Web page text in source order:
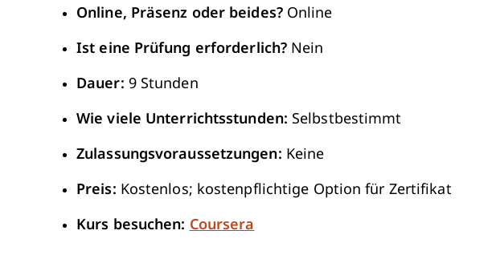
Online, Präsenz oder beides?Online
Ist eine Prüfung erforderlich? Nein
Dauer: 9 Stunden
Wie viele Unterrichtsstunden: Selbstbestimmt
Zulassungsvoraussetzungen: Keine
Preis: Kostenlos; kostenpflichtige Option für Zertifikat
Kurs besuchen: Coursera